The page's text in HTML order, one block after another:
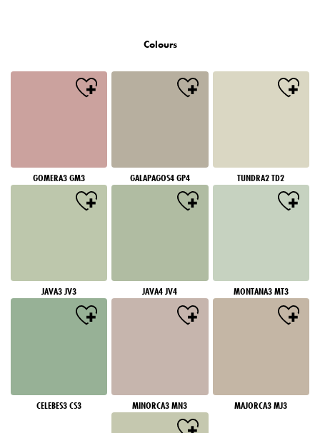
Colours
GOMERA3 GM3 GALAPAGOS4 GP4 TUNDRA2 TD2
JAVA3 JV3 JAVA4 JV4 MONTANA3 MT3
CELEBES3 CS3 MINORCA3 MN3 MAJORCA3 MJ3